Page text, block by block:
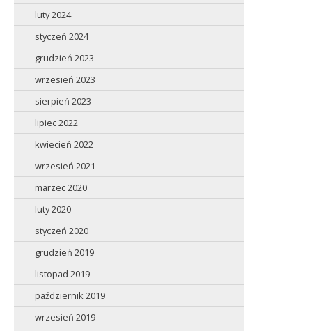
luty 2024
styczeń 2024
grudzień 2023
wrzesień 2023
sierpień 2023
lipiec 2022
kwiecień 2022
wrzesień 2021
marzec 2020
luty 2020
styczeń 2020
grudzień 2019
listopad 2019
październik 2019
wrzesień 2019